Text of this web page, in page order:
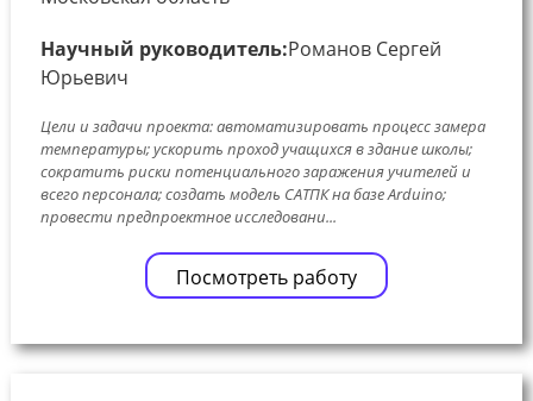
Научный руководитель:Романов Сергей
Юрьевич
Цели и задачи проекта: автоматизировать процесс замера
температуры; ускорить проход учащихся в здание школы;
сократить риски потенциального заражения учителей и
всего персонала; создать модель САТПК на базе Arduino;
провести предпроектное исследовани...
Посмотреть работу